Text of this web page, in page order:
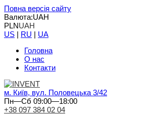
Повна версія сайту
Валюта:UAH
PLNUAH
US | RU | UA
Головна
О нас
Контакти
м. Київ, вул. Половецька 3/42
Пн—Сб 09:00—18:00
+38 097 384 02 04